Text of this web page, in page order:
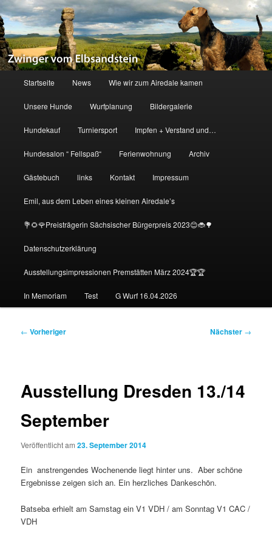
Zum
primären
Inhalt
springenZwinger vom Elbsandstein
Startseite News Wie wir zum Airedale kamen
Unsere Hunde Wurfplanung Bildergalerie
Hundekauf Turniersport Impfen + Verstand und…
Hundesalon “ Fellspaß“ Ferienwohnung Archiv
Gästebuch links Kontakt Impressum
Emil, aus dem Leben eines kleinen Airedale’s
💐🌻🌹Preisträgerin Sächsischer Bürgerpreis 2023😊🐞🌳
Datenschutzerklärung
Ausstellungsimpressionen Premstätten März 2024🏆🏆
In Memoriam Test G Wurf 16.04.2026
Beitragsnavigation
← Vorheriger Nächster →
Ausstellung Dresden 13./14
September
Veröffentlicht am23. September 2014
Ein anstrengendes Wochenende liegt hinter uns. Aber schöne
Ergebnisse zeigen sich an. Ein herzliches Dankeschön.
Batseba erhielt am Samstag ein V1 VDH / am Sonntag V1 CAC /
VDH